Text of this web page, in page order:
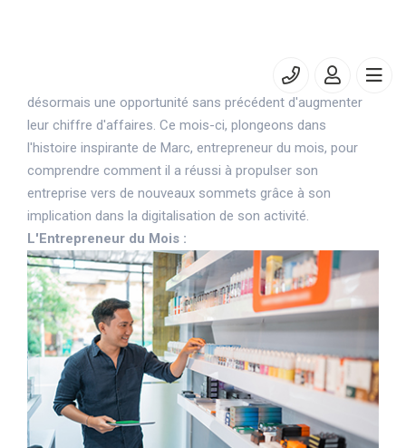
les règles du jeu commercial, les TPE et PME ont
désormais une opportunité sans précédent d'augmenter
leur chiffre d'affaires. Ce mois-ci, plongeons dans
l'histoire inspirante de Marc, entrepreneur du mois, pour
comprendre comment il a réussi à propulser son
entreprise vers de nouveaux sommets grâce à son
implication dans la digitalisation de son activité.
L'Entrepreneur du Mois :